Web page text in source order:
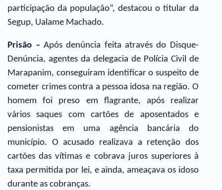
participação da população”, destacou o titular da
Segup, Ualame Machado.
Prisão – Após denúncia feita através do Disque-
Denúncia, agentes da delegacia de Polícia Civil de
Marapanim, conseguiram identificar o suspeito de
cometer crimes contra a pessoa idosa na região. O
homem foi preso em flagrante, após realizar
vários saques com cartões de aposentados e
pensionistas em uma agência bancária do
município. O acusado realizava a retenção dos
cartões das vítimas e cobrava juros superiores à
taxa permitida por lei, e ainda, ameaçava os idoso
durante as cobranças.